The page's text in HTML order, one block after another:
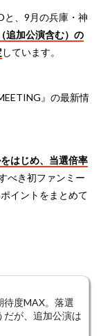
と、9月の兵庫・神
追加公演含む）の
しています。
』の最新情
はじめ、当選倍率
べき初ファンミー
イントをまとめて
待度MAX。落選
だが、追加公演は